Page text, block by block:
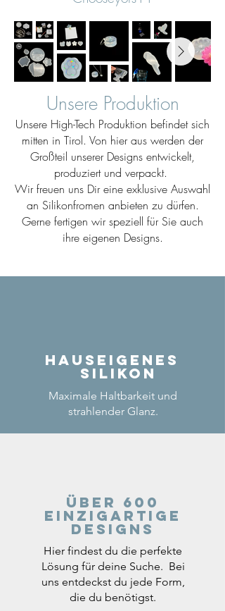
Unsere Produktion
Unsere High-Tech Produktion befindet sich
mitten in Tirol. Von hier aus werden der
Großteil unserer Designs entwickelt,
produziert und verpackt.
Wir freuen uns Dir eine exklusive Auswahl
an Silikonfromen anbieten zu dürfen.
Gerne fertigen wir speziell für Sie auch
ihre eigenen Designs.
Hauseigenes
Silikon
Maximale Haltbarkeit und
strahlender Glanz.
Über 600
einzigartige
Designs
Hier findest du die perfekte
Lösung für deine Suche. Bei
uns entdeckst du jede Form,
die du benötigst.